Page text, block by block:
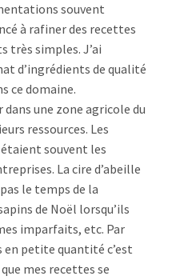
souvent
à rafiner des recettes
très simples. J’ai
d’ingrédients de qualité
ce domaine.
une zone agricole du
ressources. Les
souvent les
La cire d’abeille
le temps de la
de Noël lorsqu’ils
imparfaits, etc. Par
petite quantité c’est
mes recettes se